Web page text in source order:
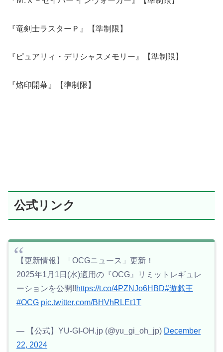
『竜剣士ラスターＰ』【準制限】
『ピュアリィ・デリシャスメモリー』【準制限】
『烙印開幕』【準制限】
公式リンク
【更新情報】「OCGニュース」更新！
2025年1月1日(水)適用の『OCG』リミットレギュレ
ーションを公開!!https://t.co/4PZNJo6HBD#遊戯王
#OCG pic.twitter.com/BHVhRLEt1T
— 【公式】YU-GI-OH.jp (@yu_gi_oh_jp) December
22, 2024